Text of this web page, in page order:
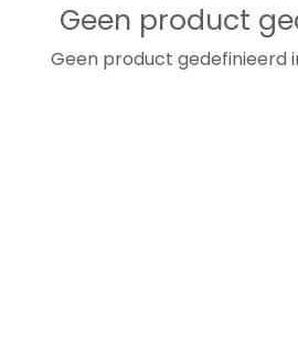
Geen product
Geen product gedefinieerd